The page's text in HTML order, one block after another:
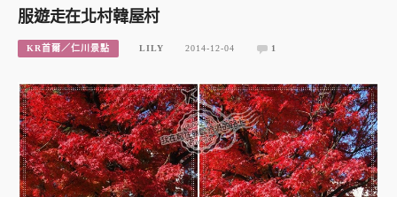
服遊走在北村韓屋村
KR首爾／仁川景點 LILY 2014-12-04 1